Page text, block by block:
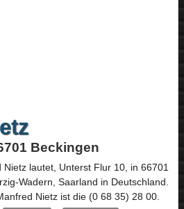
Beckingen
Nietzlautet, Unterst Flur 10, in 66701
Wadern, Saarland in Deutschland.
Nietz ist die (0 68 35) 28 00.